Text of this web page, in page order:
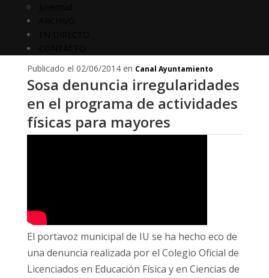
Publicado el 02/06/2014 en Canal Ayuntamiento
Sosa denuncia irregularidades
en el programa de actividades
físicas para mayores
El portavoz municipal de IU se ha hecho eco de
una denuncia realizada por el Colegio Oficial de
Licenciados en Educación Física y en Ciencias de